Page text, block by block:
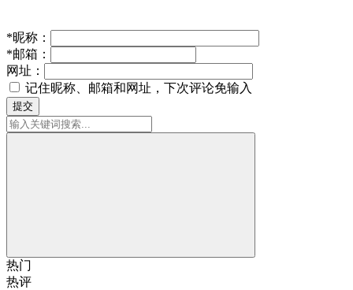
*昵称：
*邮箱：
网址：
记住昵称、邮箱和网址，下次评论免输入
提交
热门
热评